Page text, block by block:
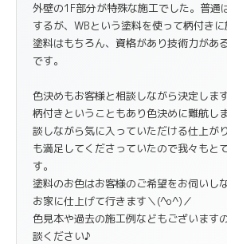
外壁の1F部分が特殊な施工でした。普通
するが、WBという塗料を使って柄付きに
塗料はもちろん、資格があり技術力があ
です。
色決めもお客様と相談しながら決定しま
柄付きということもあり色決めに難航し
談しながら気に入っていただける仕上が
も満足してくださっていたので我々もと
す。
塗料のお色はお客様のご希望をお伺いし
お家に仕上げて行きます＼(^o^)／
色見本や過去の施工例などもございます
談ください♪